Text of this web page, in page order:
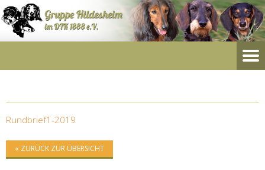
Rundbrief1-2019
« ZURÜCK ZUR ÜBERSICHT